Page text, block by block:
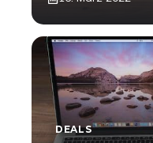
DEALS